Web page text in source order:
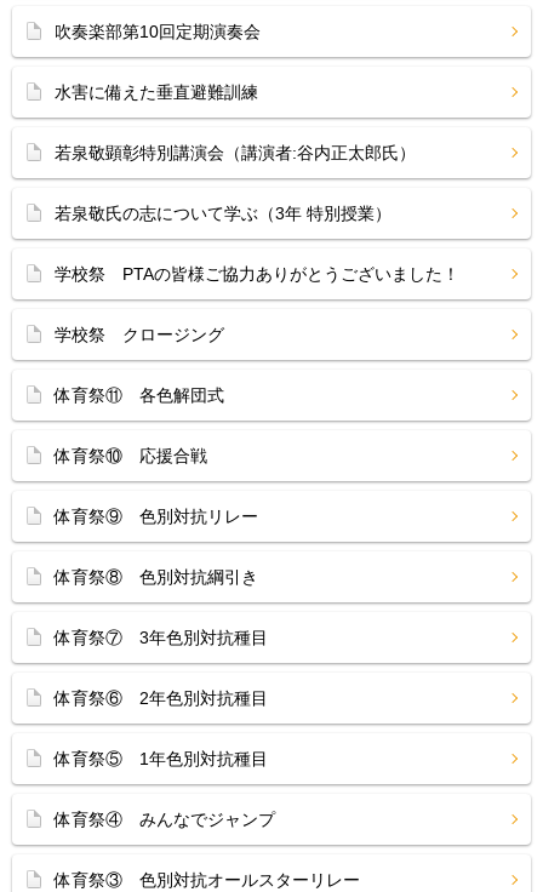
吹奏楽部第10回定期演奏会
水害に備えた垂直避難訓練
若泉敬顕彰特別講演会（講演者:谷内正太郎氏）
若泉敬氏の志について学ぶ（3年 特別授業）
学校祭 PTAの皆様ご協力ありがとうございました！
学校祭 クロージング
体育祭⑪ 各色解団式
体育祭⑩ 応援合戦
体育祭⑨ 色別対抗リレー
体育祭⑧ 色別対抗綱引き
体育祭⑦ 3年色別対抗種目
体育祭⑥ 2年色別対抗種目
体育祭⑤ 1年色別対抗種目
体育祭④ みんなでジャンプ
体育祭③ 色別対抗オールスターリレー